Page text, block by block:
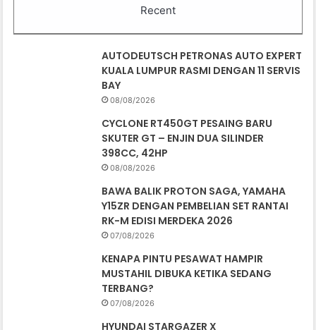
Recent
AUTODEUTSCH PETRONAS AUTO EXPERT
KUALA LUMPUR RASMI DENGAN 11 SERVIS
BAY
08/08/2026
CYCLONE RT450GT PESAING BARU
SKUTER GT – ENJIN DUA SILINDER
398CC, 42HP
08/08/2026
BAWA BALIK PROTON SAGA, YAMAHA
Y15ZR DENGAN PEMBELIAN SET RANTAI
RK-M EDISI MERDEKA 2026
07/08/2026
KENAPA PINTU PESAWAT HAMPIR
MUSTAHIL DIBUKA KETIKA SEDANG
TERBANG?
07/08/2026
HYUNDAI STARGAZER X